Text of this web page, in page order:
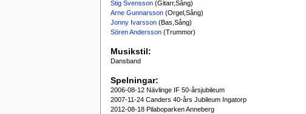
Stig Svensson (Gitarr,Sång)
Arne Gunnarsson (Orgel,Sång)
Jonny Ivarsson (Bas,Sång)
Sören Andersson (Trummor)
Musikstil:
Dansband
Spelningar:
2006-08-12 Nävlinge IF 50-årsjubileum
2007-11-24 Canders 40-års Jubileum Ingatorp
2012-08-18 Pilaboparken Anneberg